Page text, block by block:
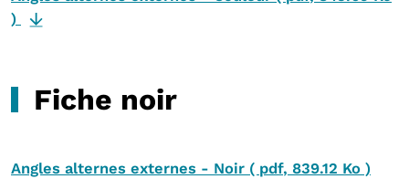
)
Fiche noir
Angles alternes externes - Noir ( pdf, 839.12 Ko )